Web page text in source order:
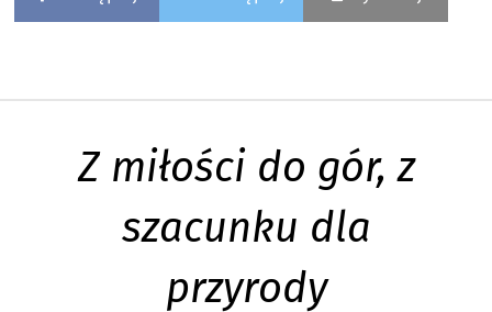
Z miłości do gór, z
szacunku dla
przyrody